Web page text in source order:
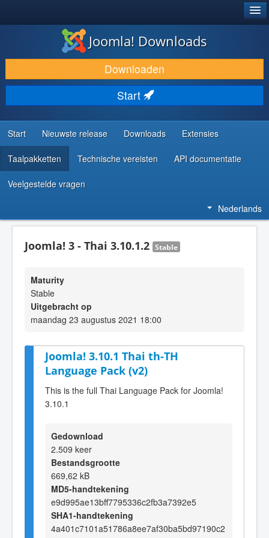
DOWNLOAD & BREID UIT
ONTDEK & LEER
COMMUNITY & ONDERSTEUNING
ONTWIKKELAARSBRONNEN
Joomla! Downloads
Downloaden
Start
Start Nieuwste release Downloads Extensies
Taalpakketten Technische vereisten API documentatie
Veelgestelde vragen
Nederlands
Joomla! 3 - Thai 3.10.1.2 Stable
Maturity
Stable
Uitgebracht op
maandag 23 augustus 2021 18:00
Joomla! 3.10.1 Thai th-TH
Language Pack (v2)
This is the full Thai Language Pack for Joomla!
3.10.1
Gedownload
2.509 keer
Bestandsgrootte
669,62 kB
MD5-handtekening
e9d995ae13bff7795336c2fb3a7392e5
SHA1-handtekening
4a401c7101a51786a8ee7af30ba5bd97190c2